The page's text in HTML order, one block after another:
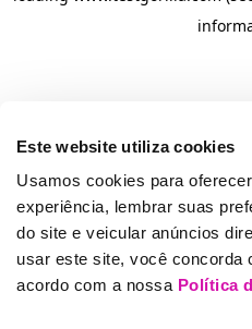
Este website utiliza cookies
Usamos cookies para
experiência, lembrar suas
do site e veicular anúncios
usar este site, você concorda
acordo com a nossa Política